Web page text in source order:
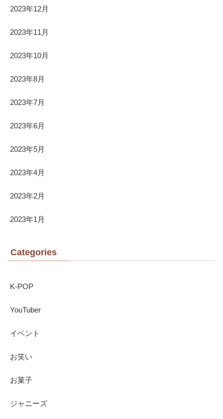
2023年12月
2023年11月
2023年10月
2023年8月
2023年7月
2023年6月
2023年5月
2023年4月
2023年2月
2023年1月
Categories
K-POP
YouTuber
イベント
お笑い
お菓子
ジャニーズ